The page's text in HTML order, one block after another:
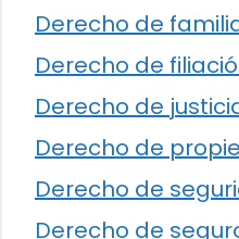
Derecho de
Derecho de
Derecho de
Derecho de
Derecho de
Derecho de